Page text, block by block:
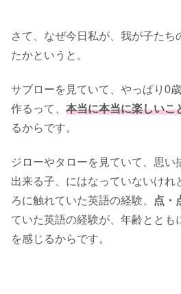
さて、なぜ今日私が、我が子たち
たかというと。
サブローを見ていて、やっぱり0
作るって、 本当に本当に楽しいこ
るからです。
ジローやタローを見ていて、思い
出来る子、にはなっていないけれ
ろに触れていた英語の経験、
点・
ていた英語の経験が、年齢ととも
を感じるからです。